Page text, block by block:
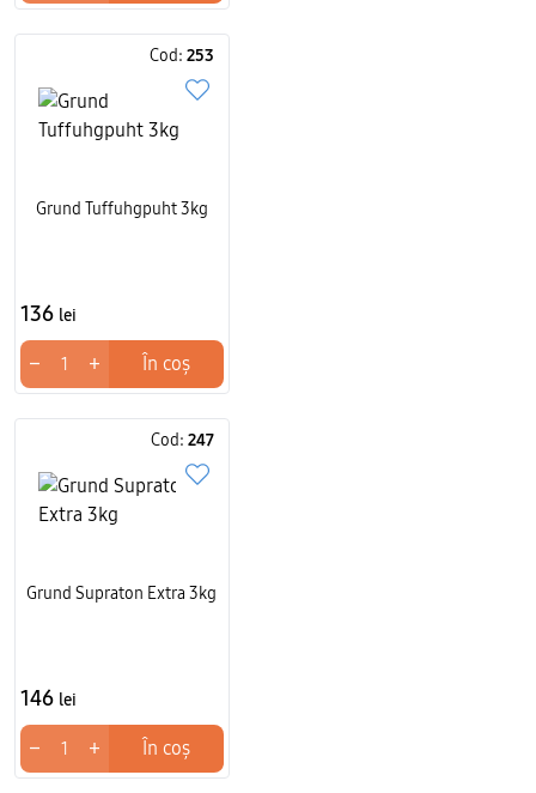
Cod: 253
Grund Tuffuhgpuht 3kg
136 lei
− + În coș
Cod: 247
Grund Supraton Extra 3kg
146 lei
− + În coș